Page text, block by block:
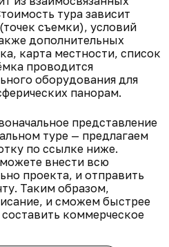
тура зависит
съемки), условий
дополнительных
карта местности, список
проводится
оборудования для
панорам.
представление
туре — предлагаем
по ссылке ниже.
внести всю
проекта, и отправить
Таким образом,
и сможем быстрее
коммерческое